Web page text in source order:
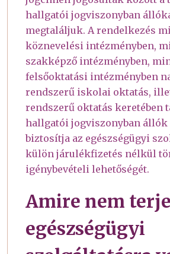
hallgatói jogviszonyban
megtaláljuk. A rendelkezés
köznevelési intézményben,
szakképző intézményben,
felsőoktatási intézményben
rendszerű iskolai oktatás,
rendszerű oktatás keretében
hallgatói jogviszonyban állók
biztosítja az egészségügyi
külön járulékfizetés nélkül
igénybevételi lehetőségét.
Amire nem
egészségügyi